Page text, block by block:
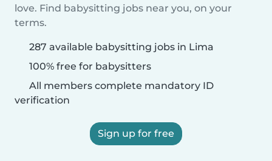
love. Find babysitting jobs near you, on your
terms.
287 available babysitting jobs in Lima
100% free for babysitters
All members complete mandatory ID
verification
Sign up for free